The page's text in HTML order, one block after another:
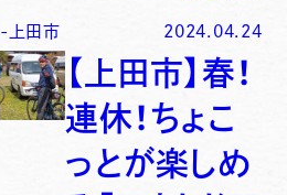
- 上田市 2024.04.24
【上田市】春！
連休！ちょこ
っとが楽しめ